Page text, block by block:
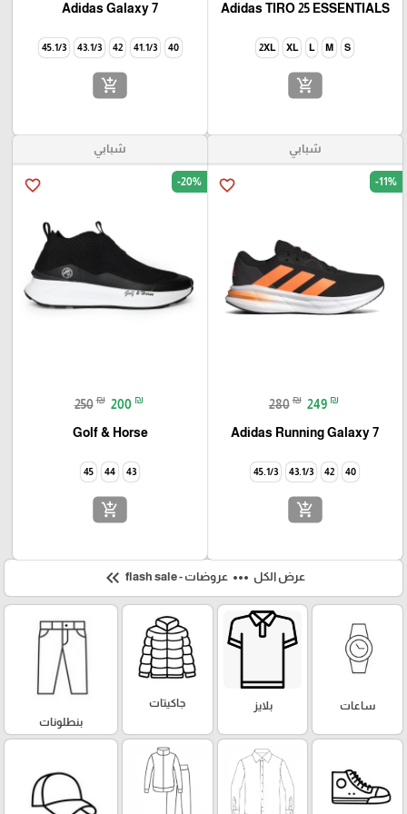
Adidas TIRO 25 ESSENTIALS
S
M
L
XL
2XL
add_shopping_cart
Adidas Galaxy 7
40
41.1/3
42
43.1/3
45.1/3
add_shopping_cart
شبابي
favorite_border -11%
280 ₪ 249 ₪
Adidas Running Galaxy 7
40
42
43.1/3
45.1/3
add_shopping_cart
شبابي
favorite_border -20%
250 ₪ 200 ₪
Golf & Horse
43
44
45
add_shopping_cart
عرض الكل more_horiz عروضات - flash sale keyboard_double_arrow_left
ساعات بلايز
جاكيتات
بنطلونات